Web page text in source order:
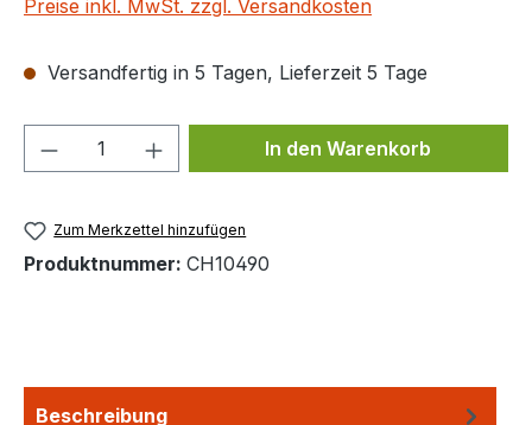
Preise inkl. MwSt. zzgl. Versandkosten
Versandfertig in 5 Tagen, Lieferzeit 5 Tage
Produkt Anzahl: Gib denIn den Warenkorb
Zum Merkzettel hinzufügen
Produktnummer: CH10490
Beschreibung